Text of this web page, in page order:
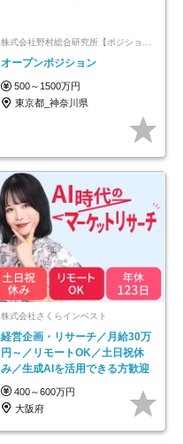
オープンポジション
500～1500万円
東京都_神奈川県
株式会社さくらインベスト
経営企画・リサーチ／月給30万
円～／リモートOK／土日祝休
み／生成AIを活用できる方歓迎
400～600万円
大阪府